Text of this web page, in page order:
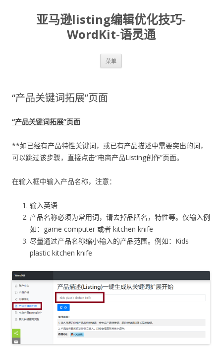
亚马逊listing编辑优化技巧-
WordKit-语灵通
菜单
“产品关键词拓展”页面
“产品关键词拓展”页面
**如已经有产品特性关键词，或已有产品描述中需要突出的词，
可以跳过该步骤，直接点击“电商产品Listing创作”页面。
在输入框中输入产品名称，注意：
输入英语
产品名称必须为常用词，请去掉品牌名，特性等。仅输入例
如：game computer 或者 kitchen knife
尽量通过产品名称缩小输入的产品范围。例如：Kids
plastic kitchen knife